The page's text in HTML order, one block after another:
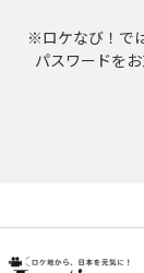
※ロケなび！で
パスワードを